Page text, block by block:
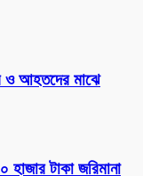
ও আহতদের মাঝে
টাকা জরিমানা